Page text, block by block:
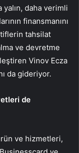
daha verimli
finansmanını
tahsilat
ve devretme
Vinov Ecza
da gideriyor.
de
ve hizmetleri,